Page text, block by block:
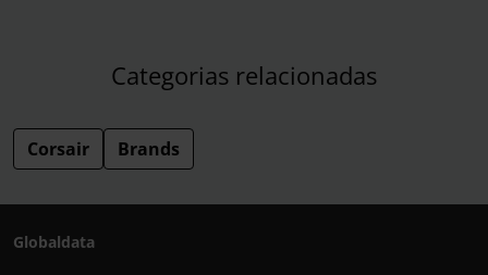
Categorias relacionadas
Corsair Brands
Globaldata